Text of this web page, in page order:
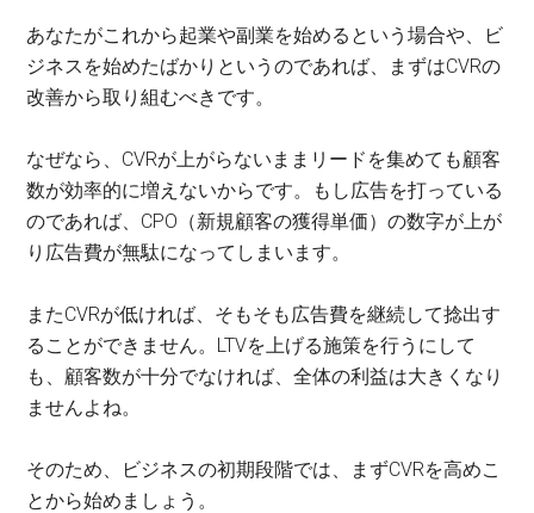
あなたがこれから起業や副業を始めるという場合や、ビ
ジネスを始めたばかりというのであれば、まずはCVRの
改善から取り組むべきです。
なぜなら、CVRが上がらないままリードを集めても顧客
数が効率的に増えないからです。もし広告を打っている
のであれば、CPO（新規顧客の獲得単価）の数字が上が
り広告費が無駄になってしまいます。
またCVRが低ければ、そもそも広告費を継続して捻出す
ることができません。LTVを上げる施策を行うにして
も、顧客数が十分でなければ、全体の利益は大きくなり
ませんよね。
そのため、ビジネスの初期段階では、まずCVRを高めこ
とから始めましょう。